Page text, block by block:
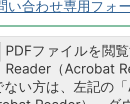
い合わせ専用フォ
PDFファイルを閲
Reader（Acrobat
い方は、左記の